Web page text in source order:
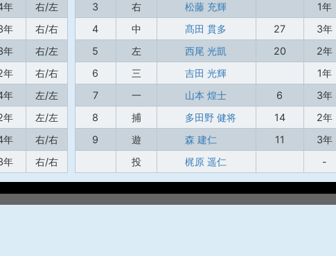
年
右/左
年
右/右
年
右/左
年
右/右
年
左/左
年
左/左
年
右/右
年 右/右
3
右 松藤 充輝
1年
4
中 髙田 貫多 27
3年
5
左 西尾 光凱 20
2年
6
三 吉田 光輝
1年
7
一 山本 煌士 6
3年
8
捕 多田野 健将 14
2年
9
遊 森 建仁 11
3年
投
梶原 遥仁 -